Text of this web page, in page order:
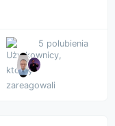
5 polubienia